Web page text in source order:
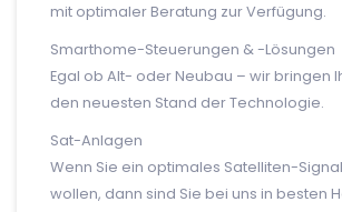
mit optimaler Beratung zur Verfügung.
Smarthome-Steuerungen & -Lösungen
Egal ob Alt- oder Neubau – wir bringen
den neuesten Stand der Technologie.
Sat-Anlagen
Wenn Sie ein optimales Satelliten-
wollen, dann sind Sie bei uns in besten